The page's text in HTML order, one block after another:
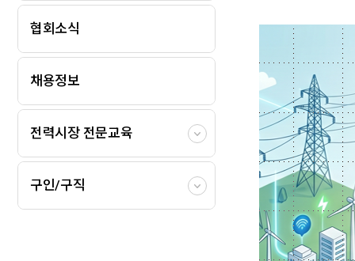
협회소식
채용정보
전력시장 전문교육
구인/구직